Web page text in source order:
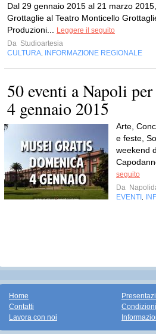
Dal 29 gennaio 2015 al 21 marzo
Grottaglie al Teatro Monticello
Produzioni...
Leggere il seguito
Da Studioartesia
CULTURA
INFORMAZIONE REGIONALE
50 eventi a Napoli
4 gennaio 2015
Arte,
e feste,
weekend
seguito
Da
EVENTI
Home
Contatti
Lavora con noi